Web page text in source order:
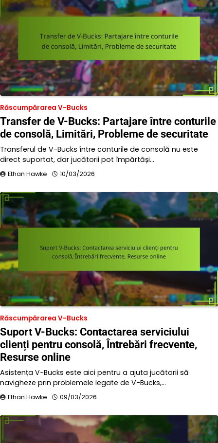
Răscumpărarea V-Bucks
Transfer de V-Bucks: Partajare între conturile
de consolă, Limitări, Probleme de securitate
Transferul de V-Bucks între conturile de consolă nu este
direct suportat, dar jucătorii pot împărtăși…
Ethan Hawke 10/03/2026
Răscumpărarea V-Bucks
Suport V-Bucks: Contactarea serviciului
clienți pentru consolă, Întrebări frecvente,
Resurse online
Asistența V-Bucks este aici pentru a ajuta jucătorii să
navigheze prin problemele legate de V-Bucks,…
Ethan Hawke 09/03/2026